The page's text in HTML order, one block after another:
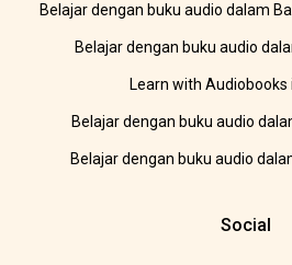
Belajar dengan buku audio dalam
Belajar dengan buku audio
Learn with Audiobooks
Belajar dengan buku audio
Belajar dengan buku audio
Social